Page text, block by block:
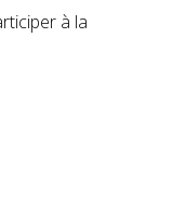
à la